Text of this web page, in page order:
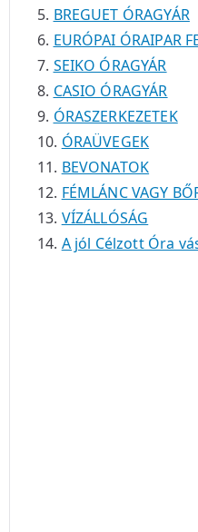
BREGUET ÓRAGYÁR
EURÓPAI ÓRAIPAR
SEIKO ÓRAGYÁR
CASIO ÓRAGYÁR
ÓRASZERKEZETEK
ÓRAÜVEGEK
BEVONATOK
FÉMLÁNC VAGY
VÍZÁLLÓSÁG
A jól Célzott Óra